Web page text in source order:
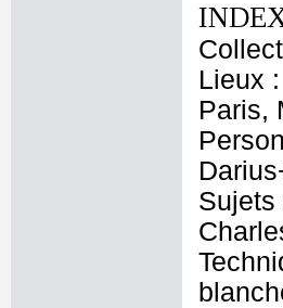
Lieux
Paris,
Sujets